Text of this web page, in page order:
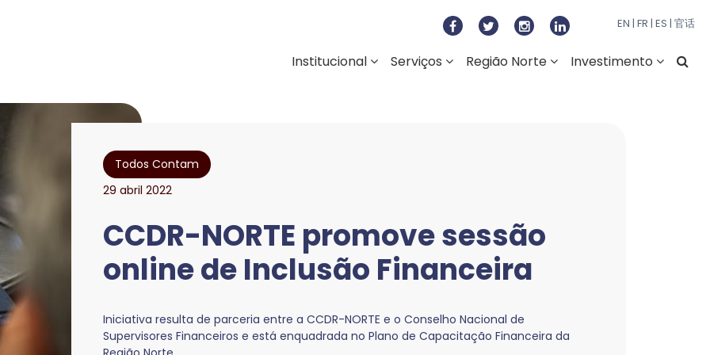
e Desenvolvimento Regional do Norte
EN | FR | ES | 官话
Institucional Serviços Região Norte Investimento
Todos Contam
29 abril 2022
CCDR-NORTE promove sessão
online de Inclusão Financeira
Iniciativa resulta de parceria entre a CCDR-NORTE e o Conselho Nacional de
Supervisores Financeiros e está enquadrada no Plano de Capacitação Financeira da